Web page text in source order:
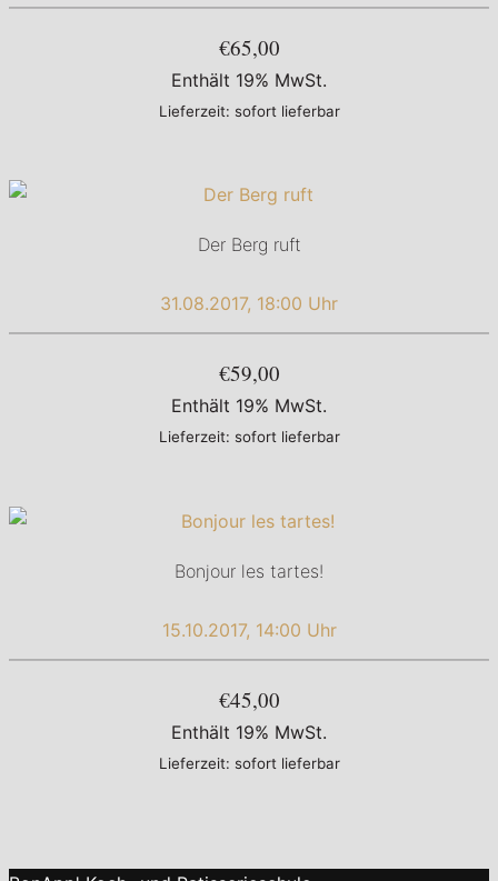
€65,00
Enthält 19% MwSt.
Lieferzeit: sofort lieferbar
Der Berg ruft
31.08.2017, 18:00 Uhr
€59,00
Enthält 19% MwSt.
Lieferzeit: sofort lieferbar
Bonjour les tartes!
15.10.2017, 14:00 Uhr
€45,00
Enthält 19% MwSt.
Lieferzeit: sofort lieferbar